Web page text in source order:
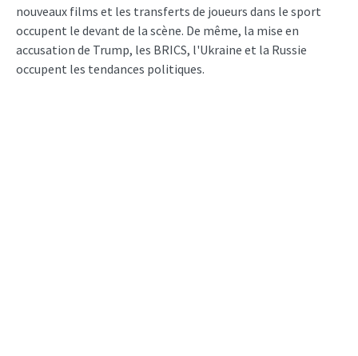
nouveaux films et les transferts de joueurs dans le sport
occupent le devant de la scène. De même, la mise en
accusation de Trump, les BRICS, l'Ukraine et la Russie
occupent les tendances politiques.